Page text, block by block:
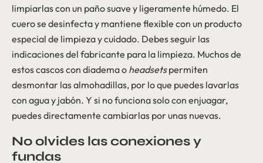
limpiarlas con un paño suave y ligeramente húmedo. El
cuero se desinfecta y mantiene flexible con un producto
especial de limpieza y cuidado. Debes seguir las
indicaciones del fabricante para la limpieza. Muchos de
estos cascos con diadema o headsetspermiten
desmontar las almohadillas, por lo que puedes lavarlas
con agua y jabón. Y si no funciona solo con enjuagar,
puedes directamente cambiarlas por unas nuevas.
No olvides las conexiones y
fundas